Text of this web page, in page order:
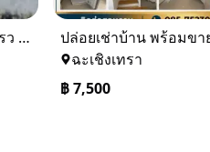
ขายบ้านเดียว 1 ชั้นพื้นที่ 102 ตรว บางละมุง ชลบุรี
ฉะเชิงเทรา
฿7,500